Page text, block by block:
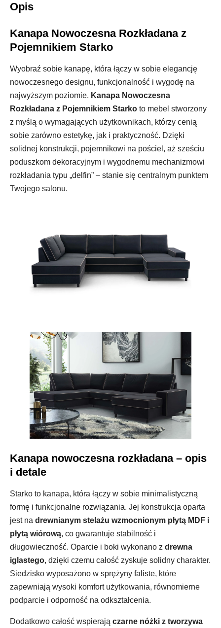
Opis
Kanapa Nowoczesna Rozkładana z
Pojemnikiem Starko
Wyobraź sobie kanapę, która łączy w sobie elegancję
nowoczesnego designu, funkcjonalność i wygodę na
najwyższym poziomie. Kanapa Nowoczesna
Rozkładana z Pojemnikiem Starko to mebel stworzony
z myślą o wymagających użytkownikach, którzy cenią
sobie zarówno estetykę, jak i praktyczność. Dzięki
solidnej konstrukcji, pojemnikowi na pościel, aż sześciu
poduszkom dekoracyjnym i wygodnemu mechanizmowi
rozkładania typu „delfin” – stanie się centralnym punktem
Twojego salonu.
Kanapa nowoczesna rozkładana – opis
i detale
Starko to kanapa, która łączy w sobie minimalistyczną
formę i funkcjonalne rozwiązania. Jej konstrukcja oparta
jest na drewnianym stelażu wzmocnionym płytą MDF i
płytą wiórową, co gwarantuje stabilność i
długowieczność. Oparcie i boki wykonano z drewna
iglastego, dzięki czemu całość zyskuje solidny charakter.
Siedzisko wyposażono w sprężyny faliste, które
zapewniają wysoki komfort użytkowania, równomierne
podparcie i odporność na odkształcenia.
Dodatkowo całość wspierają czarne nóżki z tworzywa